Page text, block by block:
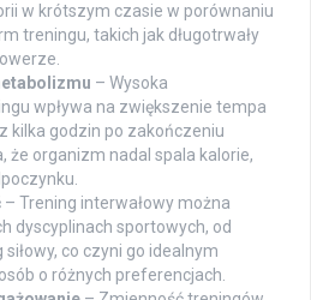
w krótszym czasie w porównaniu
treningu, takich jak długotrwały
– Wysoka
wpływa na zwiększenie tempa
kilka godzin po zakończeniu
że organizm nadal spala kalorie,
– Trening interwałowy można
dyscyplinach sportowych, od
co czyni go idealnym
o różnych preferencjach.